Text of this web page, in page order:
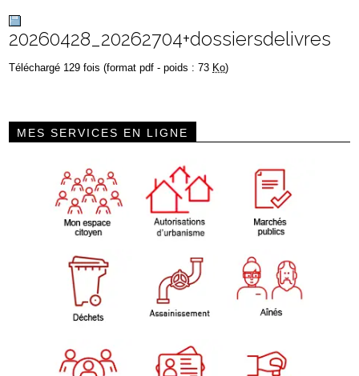
20260428_20262704+dossiersdelivres
Téléchargé 129 fois (format pdf - poids : 73 Ko)
MES SERVICES EN LIGNE